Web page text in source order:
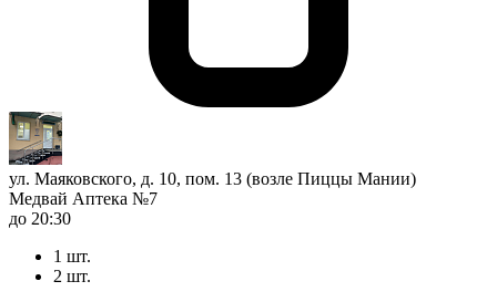
ул. Маяковского, д. 10, пом. 13 (возле Пиццы Мании)
Медвай Аптека №7
до 20:30
1 шт.
2 шт.